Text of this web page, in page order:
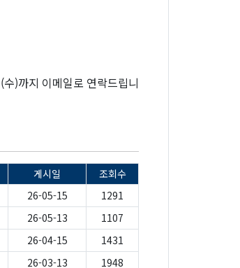
)까지 이메일로 연락드립니
게시일
조회수
26-05-15
1291
26-05-13
1107
26-04-15
1431
26-03-13
1948